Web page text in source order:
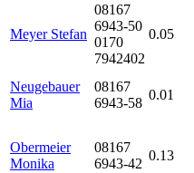
Meyer Stefan
08167
6943-50
0170
7942402
0.05
Neugebauer
Mia
08167
6943-58
0.01
Obermeier
Monika
08167
6943-42
0.13